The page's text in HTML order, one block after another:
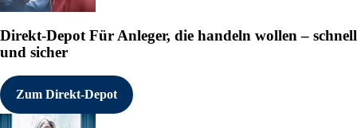
Direkt-Depot Für Anleger, die handeln wollen – schnell
und sicher
Zum Direkt-Depot